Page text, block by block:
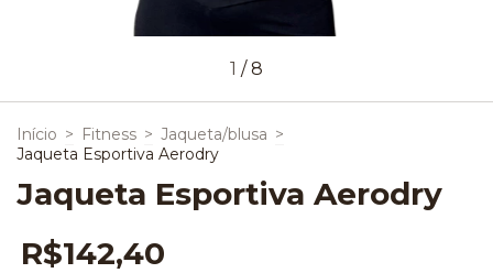
1 /8
Início > Fitness > Jaqueta/blusa >
Jaqueta Esportiva Aerodry
Jaqueta Esportiva Aerodry
R$142,40